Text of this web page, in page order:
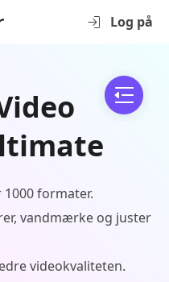
Log på
formater.
vandmærke og juster
videokvaliteten.